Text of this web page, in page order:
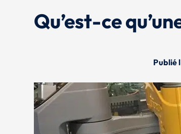
Qu’est-ce
Publié